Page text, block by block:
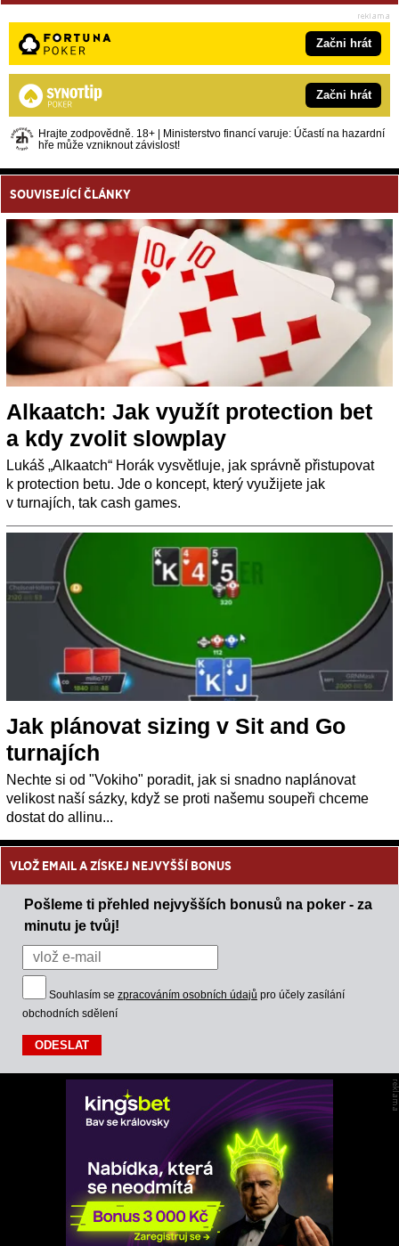
Začni hrát
Začni hrát
Hrajte zodpovědně. 18+ | Ministerstvo financí varuje: Účastí na hazardní
hře může vzniknout závislost!
SOUVISEJÍCÍ ČLÁNKY
Alkaatch: Jak využít protection bet
a kdy zvolit slowplay
Lukáš „Alkaatch“ Horák vysvětluje, jak správně přistupovat
k protection betu. Jde o koncept, který využijete jak
v turnajích, tak cash games.
Jak plánovat sizing v Sit and Go
turnajích
Nechte si od "Vokiho" poradit, jak si snadno naplánovat
velikost naší sázky, když se proti našemu soupeři chceme
dostat do allinu...
VLOŽ EMAIL A ZÍSKEJ NEJVYŠŠÍ BONUS
Pošleme ti přehled nejvyšších bonusů na poker - za
minutu je tvůj!
Souhlasím se zpracováním osobních údajů pro účely zasílání
obchodních sdělení